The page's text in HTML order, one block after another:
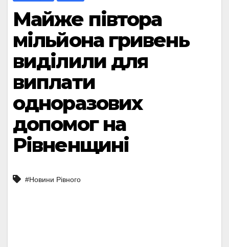
Майже півтора
мільйона гривень
виділили для
виплати
одноразових
допомог на
Рівненщині
#Новини Рівного